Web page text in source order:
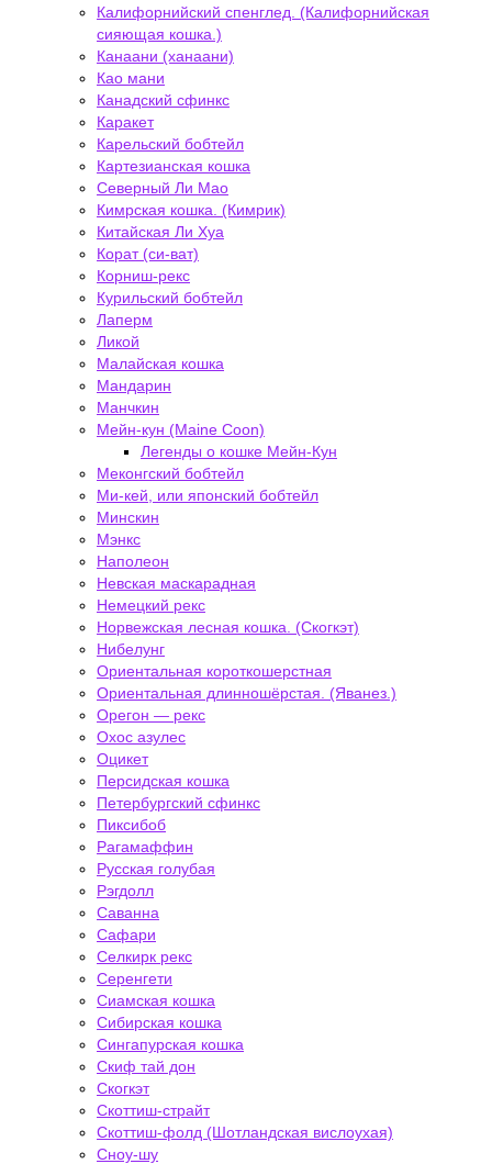
Калифорнийский спенглед. (Калифорнийская
сияющая кошка.)
Канаани (ханаани)
Као мани
Канадский сфинкс
Каракет
Карельский бобтейл
Картезианская кошка
Северный Ли Мао
Кимрская кошка. (Кимрик)
Китайская Ли Хуа
Корат (си-ват)
Корниш-рекс
Курильский бобтейл
Лаперм
Ликой
Малайская кошка
Мандарин
Манчкин
Мейн-кун (Maine Coon)
Легенды о кошке Мейн-Кун
Меконгский бобтейл
Ми-кей, или японский бобтейл
Минскин
Мэнкс
Наполеон
Невская маскарадная
Немецкий рекс
Норвежская лесная кошка. (Скогкэт)
Нибелунг
Ориентальная короткошерстная
Ориентальная длинношёрстая. (Яванез.)
Орегон — рекс
Охос азулес
Оцикет
Персидская кошка
Петербургский сфинкс
Пиксибоб
Рагамаффин
Русская голубая
Рэгдолл
Саванна
Сафари
Селкирк рекс
Серенгети
Сиамская кошка
Сибирская кошка
Сингапурская кошка
Скиф тай дон
Скогкэт
Скоттиш-страйт
Скоттиш-фолд (Шотландская вислоухая)
Сноу-шу